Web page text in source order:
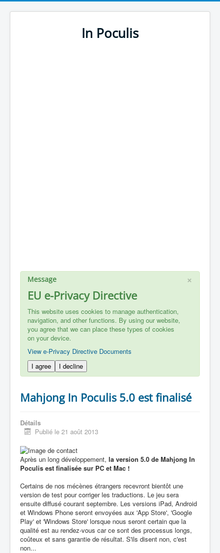
In Poculis
×
Message
EU e-Privacy Directive
This website uses cookies to manage authentication,
navigation, and other functions. By using our website,
you agree that we can place these types of cookies
on your device.
View e-Privacy Directive Documents
I agree
I decline
Mahjong In Poculis 5.0 est finalisé
Détails
Publié le 21 août 2013
Après un long développement, la version 5.0 de Mahjong In
Poculis est finalisée sur PC et Mac !
Certains de nos mécènes étrangers recevront bientôt une
version de test pour corriger les traductions. Le jeu sera
ensuite diffusé courant septembre. Les versions iPad, Android
et Windows Phone seront envoyées aux 'App Store', 'Google
Play' et 'Windows Store' lorsque nous seront certain que la
qualité est au rendez-vous car ce sont des processus longs,
coûteux et sans garantie de résultat. S'ils disent non, c'est
non...